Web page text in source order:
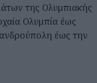
της Ολυμπιακής
Ολυμπία έως
έως την